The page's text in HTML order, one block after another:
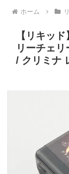
ホーム
【リキッ
リーチェ
/ クリミナ